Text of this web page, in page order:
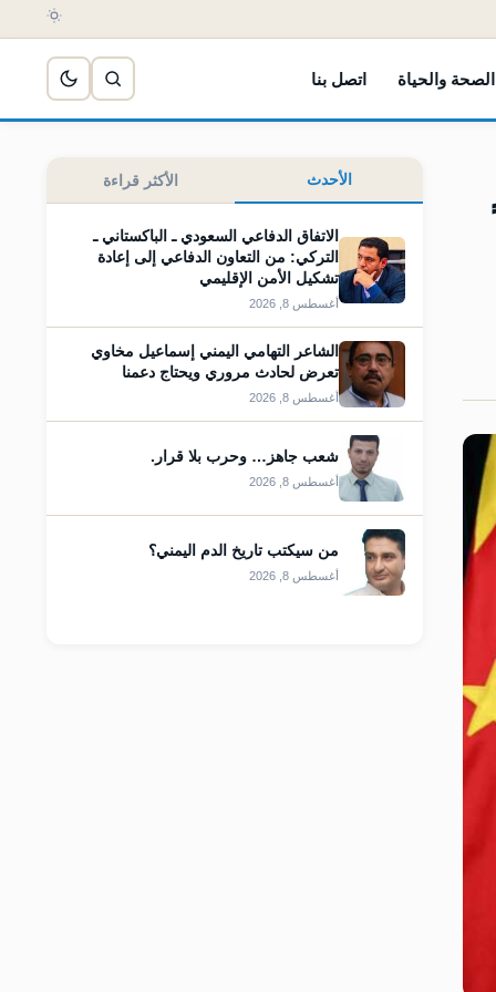
الصحة والحياة اتصل بنا
الأحدث الأكثر قراءة
الاتفاق الدفاعي السعودي ـ الباكستاني ـ
التركي: من التعاون الدفاعي إلى إعادة
تشكيل الأمن الإقليمي
أغسطس 8, 2026
الشاعر التهامي اليمني إسماعيل مخاوي
تعرض لحادث مروري ويحتاج دعمنا
أغسطس 8, 2026
شعب جاهز… وحرب بلا قرار.
أغسطس 8, 2026
من سيكتب تاريخ الدم اليمني؟
أغسطس 8, 2026